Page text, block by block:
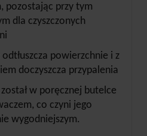
pozostając przy tym
dla czyszczonych
powierzchnie i z
doczyszcza przypalenia
w poręcznej butelce
co czyni jego
wygodniejszym.